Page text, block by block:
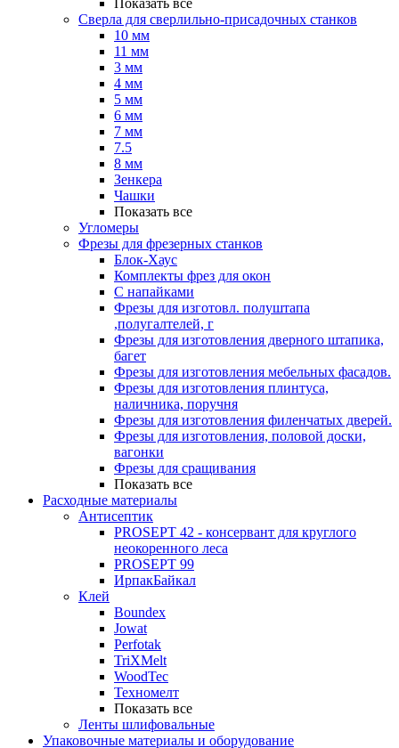
Показать все
Сверла для сверлильно-присадочных станков
10 мм
11 мм
3 мм
4 мм
5 мм
6 мм
7 мм
7.5
8 мм
Зенкера
Чашки
Показать все
Угломеры
Фрезы для фрезерных станков
Блок-Хаус
Комплекты фрез для окон
С напайками
Фрезы для изготовл. полуштапа
,полугалтелей, г
Фрезы для изготовления дверного штапика,
багет
Фрезы для изготовления мебельных фасадов.
Фрезы для изготовления плинтуса,
наличника, поручня
Фрезы для изготовления филенчатых дверей.
Фрезы для изготовления, половой доски,
вагонки
Фрезы для сращивания
Показать все
Расходные материалы
Антисептик
PROSEPT 42 - консервант для круглого
неокоренного леса
PROSEPT 99
ИрпакБайкал
Клей
Boundex
Jowat
Perfotak
TriXMelt
WoodTec
Техномелт
Показать все
Ленты шлифовальные
Упаковочные материалы и оборудование